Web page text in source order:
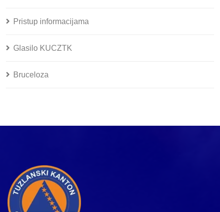
Pristup informacijama
Glasilo KUCZTK
Bruceloza